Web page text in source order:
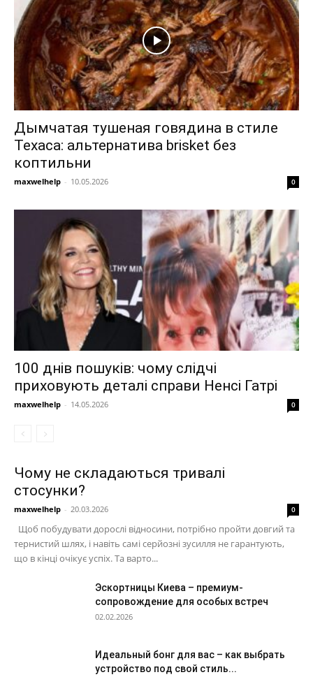
Дымчатая тушеная говядина в стиле
Техаса: альтернатива brisket без
коптильни
maxwelhelp - 10.05.2026 0
100 днів пошуків: чому слідчі
приховують деталі справи Ненсі Гатрі
maxwelhelp - 14.05.2026 0
Чому не складаються тривалі
стосунки?
maxwelhelp - 20.03.2026 0
Щоб побудувати дорослі відносини, потрібно пройти довгий та
тернистий шлях, і навіть самі серйозні зусилля не гарантують,
що в кінці очікує успіх. Та варто...
Эскортницы Киева – премиум-
сопровождение для особых встреч
02.02.2026
Идеальный бонг для вас – как выбрать
устройство под свой стиль...